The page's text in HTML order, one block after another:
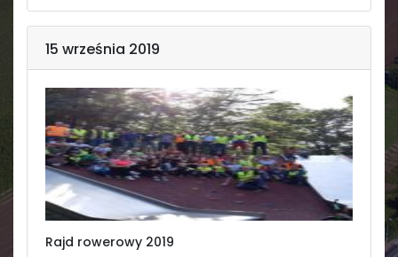
15 września 2019
Rajd rowerowy 2019